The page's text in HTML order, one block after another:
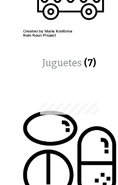
Juguetes (7)